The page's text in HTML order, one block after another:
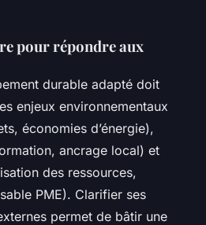
pour répondre aux
durable adapté doit
enjeux environnementaux
économies d’énergie),
ancrage local) et
des ressources,
PME). Clarifier ses
permet de bâtir une